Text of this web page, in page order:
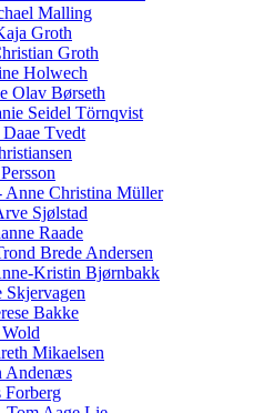
Malling
Groth
Groth
Holwech
Olav Børseth
Seidel Törnqvist
Tvedt
Anne Christina Müller
Sjølstad
Raade
Brede Andersen
Kristin Bjørnbakk
Skjervagen
Bakke
Mikaelsen
Andenæs
Forberg